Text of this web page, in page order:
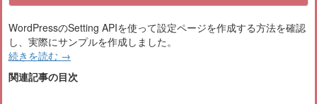
WordPressのSetting APIを使って設定ページを作成する方法を確認
し、実際にサンプルを作成しました。
続きを読む →
関連記事の目次